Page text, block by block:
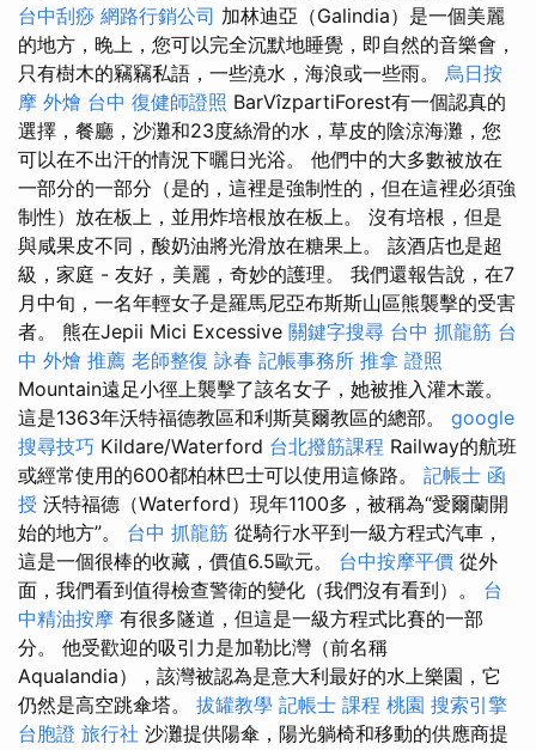
台中刮痧 網路行銷公司 加林迪亞（Galindia）是一個美麗
的地方，晚上，您可以完全沉默地睡覺，即自然的音樂會，
只有樹木的竊竊私語，一些澆水，海浪或一些雨。 烏日按
摩 外燴 台中 復健師證照 BarVîzpartiForest有一個認真的
選擇，餐廳，沙灘和23度絲滑的水，草皮的陰涼海灘，您
可以在不出汗的情況下曬日光浴。 他們中的大多數被放在
一部分的一部分（是的，這裡是強制性的，但在這裡必須強
制性）放在板上，並用炸培根放在板上。 沒有培根，但是
與咸果皮不同，酸奶油將光滑放在糖果上。 該酒店也是超
級，家庭 - 友好，美麗，奇妙的護理。 我們還報告說，在7
月中旬，一名年輕女子是羅馬尼亞布斯斯山區熊襲擊的受害
者。 熊在Jepii Mici Excessive 關鍵字搜尋 台中 抓龍筋 台
中 外燴 推薦 老師整復 詠春 記帳事務所 推拿 證照
Mountain遠足小徑上襲擊了該名女子，她被推入灌木叢。
這是1363年沃特福德教區和利斯莫爾教區的總部。 google
搜尋技巧 Kildare/Waterford 台北撥筋課程 Railway的航班
或經常使用的600都柏林巴士可以使用這條路。 記帳士 函
授 沃特福德（Waterford）現年1100多，被稱為“愛爾蘭開
始的地方”。 台中 抓龍筋 從騎行水平到一級方程式汽車，
這是一個很棒的收藏，價值6.5歐元。 台中按摩平價 從外
面，我們看到值得檢查警衛的變化（我們沒有看到）。 台
中精油按摩 有很多隧道，但這是一級方程式比賽的一部
分。 他受歡迎的吸引力是加勒比灣（前名稱
Aqualandia），該灣被認為是意大利最好的水上樂園，它
仍然是高空跳傘塔。 拔罐教學 記帳士 課程 桃園 搜索引擎
台胞證 旅行社 沙灘提供陽傘，陽光躺椅和移動的供應商提